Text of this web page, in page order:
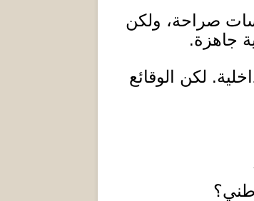
صراحة، ولكن
جاهزة.
. لكن الوقائع